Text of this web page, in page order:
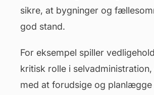
sikre, at bygninger og
god stand.
For eksempel spiller
kritisk rolle i
med at forudsige og